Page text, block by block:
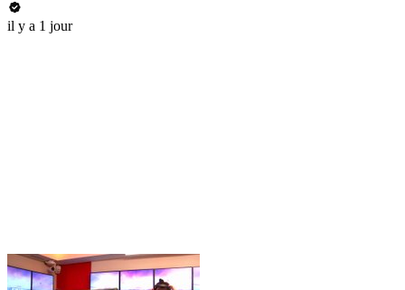
il y a 1 jour